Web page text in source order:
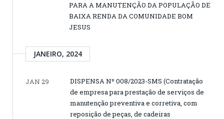
PARA A MANUTENÇÃO DA POPULAÇÃO DE
BAIXA RENDA DA COMUNIDADE BOM
JESUS
JANEIRO, 2024
JAN 29
DISPENSA Nº 008/2023-SMS (Contratação
de empresa para prestação de serviços de
manutenção preventiva e corretiva, com
reposição de peças, de cadeiras